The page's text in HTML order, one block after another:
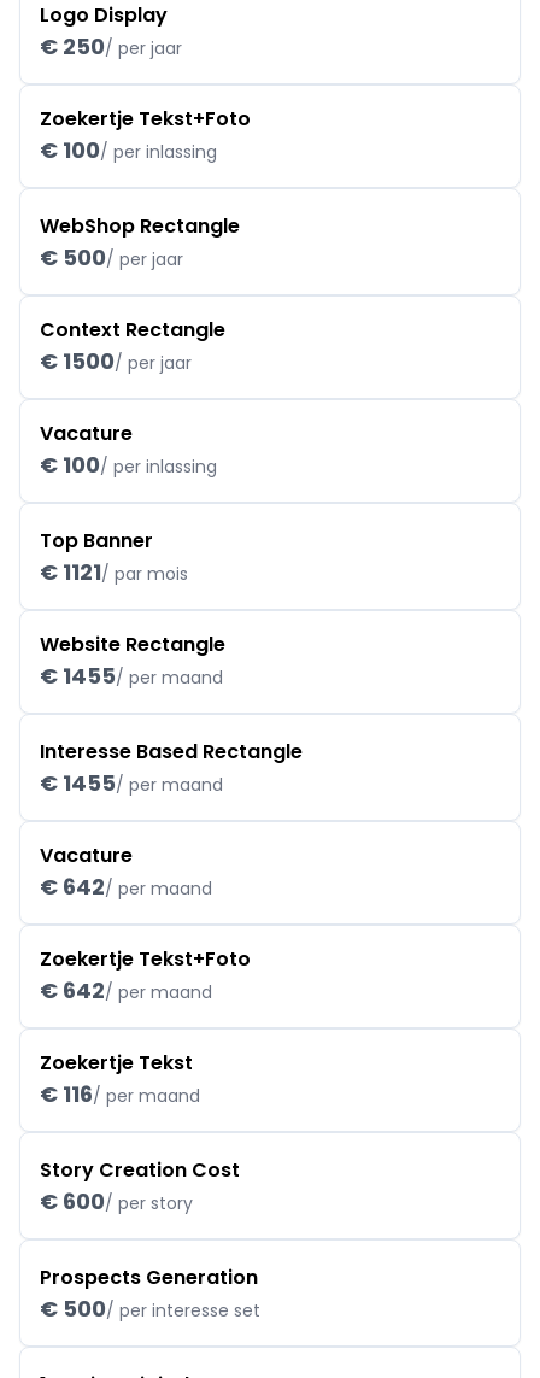
Logo Display
€ 250/ per jaar
Zoekertje Tekst+Foto
€ 100/ per inlassing
WebShop Rectangle
€ 500/ per jaar
Context Rectangle
€ 1500/ per jaar
Vacature
€ 100/ per inlassing
Top Banner
€ 1121/ par mois
Website Rectangle
€ 1455/ per maand
Interesse Based Rectangle
€ 1455/ per maand
Vacature
€ 642/ per maand
Zoekertje Tekst+Foto
€ 642/ per maand
Zoekertje Tekst
€ 116/ per maand
Story Creation Cost
€ 600/ per story
Prospects Generation
€ 500/ per interesse set